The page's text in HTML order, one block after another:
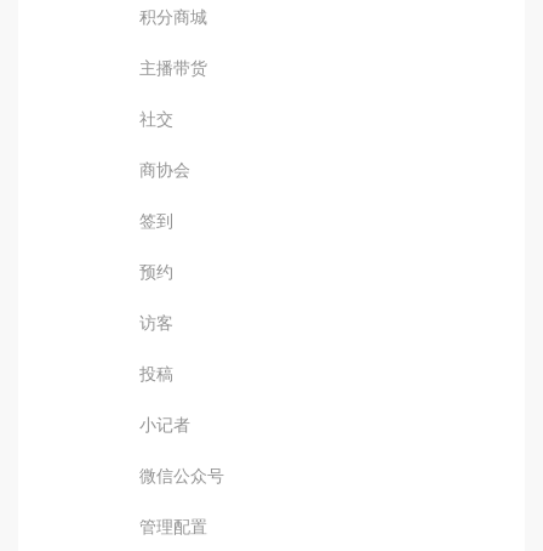
积分商城
主播带货
社交
商协会
签到
预约
访客
投稿
小记者
微信公众号
管理配置